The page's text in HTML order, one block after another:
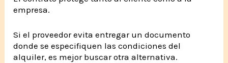
empresa.
Si el proveedor evita entregar un documento
donde se especifiquen las condiciones del
alquiler, es mejor buscar otra alternativa.